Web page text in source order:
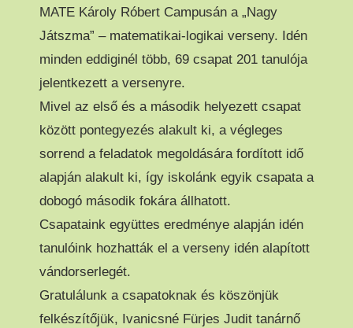
MATE Károly Róbert Campusán a „Nagy
Játszma” – matematikai-logikai verseny. Idén
minden eddiginél több, 69 csapat 201 tanulója
jelentkezett a versenyre.
Mivel az első és a második helyezett csapat
között pontegyezés alakult ki, a végleges
sorrend a feladatok megoldására fordított idő
alapján alakult ki, így iskolánk egyik csapata a
dobogó második fokára állhatott.
Csapataink együttes eredménye alapján idén
tanulóink hozhatták el a verseny idén alapított
vándorserlegét.
Gratulálunk a csapatoknak és köszönjük
felkészítőjük, Ivanicsné Fürjes Judit tanárnő